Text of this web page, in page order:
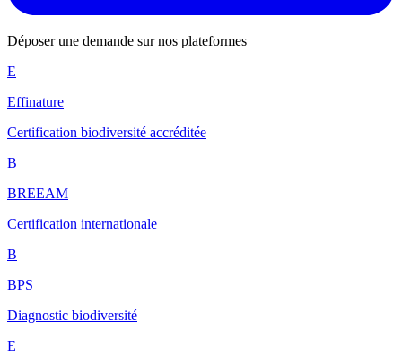
Déposer une demande sur nos plateformes
E
Effinature
Certification biodiversité accréditée
B
BREEAM
Certification internationale
B
BPS
Diagnostic biodiversité
E